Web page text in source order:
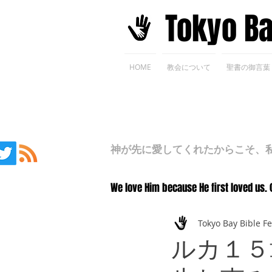
​Tokyo
HOME 教会について 聖書の御言葉
神が先に愛してくれたからこそ、
We love Him because He first loved us.
ルカ１
Tokyo Bay Bible